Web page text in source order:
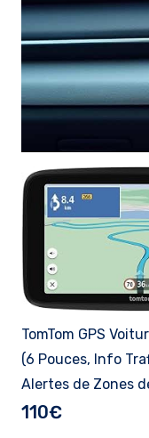
TomTom GPS
(6 Pouces, Info
Alertes de Zones
EU, Mise à Jour
110€